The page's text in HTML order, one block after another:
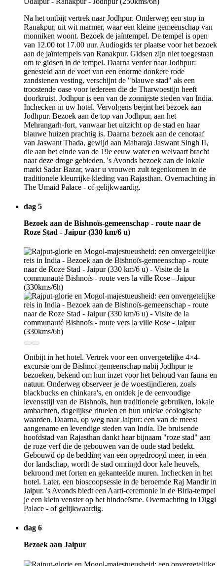
Na het ontbijt vertrek naar Jodhpur. Onderweg een stop in
Ranakpur, uit wit marmer, waar een kleine gemeenschap van
monniken woont. Bezoek de jaïntempel. De tempel is open
van 12.00 tot 17.00 uur. Audiogids ter plaatse voor het bezoek
aan de jaïntempels van Ranakpur. Gidsen zijn niet toegestaan
om te gidsen in de tempel. Daarna verder naar Jodhpur:
genesteld aan de voet van een enorme donkere rode
zandstenen vesting, verschijnt de "blauwe stad" als een
troostende oase voor iedereen die de Tharwoestijn heeft
doorkruist. Jodhpur is een van de zonnigste steden van India.
Inchecken in uw hotel. Vervolgens begint het bezoek aan
Jodhpur. Bezoek aan de top van Jodhpur, aan het
Mehrangarh-fort, vanwaar het uitzicht op de stad en haar
blauwe huizen prachtig is. Daarna bezoek aan de cenotaaf
van Jaswant Thada, gewijd aan Maharaja Jaswant Singh II,
die aan het einde van de 19e eeuw water en welvaart bracht
naar deze droge gebieden. 's Avonds bezoek aan de lokale
markt Sadar Bazar, waar u vrouwen zult tegenkomen in de
traditionele kleurrijke kleding van Rajasthan. Overnachting in
The Umaid Palace - of gelijkwaardig.
dag 5
Bezoek aan de Bishnoïs-gemeenschap - route naar de
Roze Stad - Jaipur (330 km/6 u)
Ontbijt in het hotel. Vertrek voor een onvergetelijke 4×4-
excursie om de Bishnoï-gemeenschap nabij Jodhpur te
bezoeken, bekend om hun inzet voor het behoud van fauna en
natuur. Onderweg observeer je de woestijndieren, zoals
blackbucks en chinkara's, en ontdek je de eenvoudige
levensstijl van de Bishnoïs, hun traditionele gebruiken, lokale
ambachten, dagelijkse rituelen en hun unieke ecologische
waarden. Daarna, op weg naar Jaipur: een van de meest
aangename en levendige steden van India. De bruisende
hoofdstad van Rajasthan dankt haar bijnaam "roze stad" aan
de roze verf die de gebouwen van de oude stad bedekt.
Gebouwd op de bedding van een opgedroogd meer, in een
dor landschap, wordt de stad omringd door kale heuvels,
bekroond met forten en gekanteelde muren. Inchecken in het
hotel. Later, een bioscoopsessie in de beroemde Raj Mandir in
Jaipur. 's Avonds biedt een Aarti-ceremonie in de Birla-tempel
je een klein venster op het hindoeïsme. Overnachting in Diggi
Palace - of gelijkwaardig.
dag 6
Bezoek aan Jaipur